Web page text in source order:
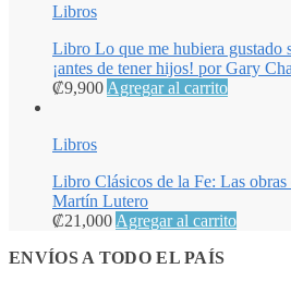
Libros
Libro Lo que me hubiera gustado
¡antes de tener hijos! por Gary
₡9,900 Agregar al carrito
Libros
Libro Clásicos de la Fe: Las obras
Martín Lutero
₡21,000 Agregar al carrito
ENVÍOS A TODO EL PAÍS